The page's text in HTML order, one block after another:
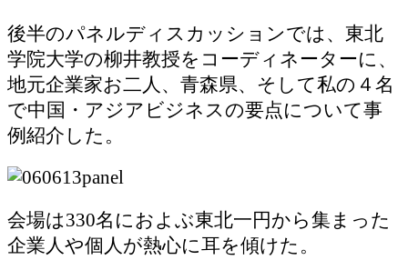
後半のパネルディスカッションでは、東北
学院大学の柳井教授をコーディネーターに、
地元企業家お二人、青森県、そして私の４名
で中国・アジアビジネスの要点について事
例紹介した。
会場は330名におよぶ東北一円から集まった
企業人や個人が熱心に耳を傾けた。